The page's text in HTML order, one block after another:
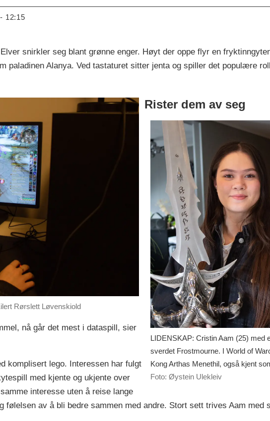
- 12:15
snirkler seg blant grønne enger. Høyt der oppe flyr en
paladinen Alanya. Ved tastaturet sitter jenta og spiller det populære
Rørslett Løvenskiold
Rister dem av seg
LIDENSKAP: Cristin Aam (25) med
sverdet Frostmourne. I World of
Kong Arthas Menethil, også kjent
Foto: Øystein Ulekleiv
nå går det mest i dataspill, sier
komplisert lego. Interessen har fulgt
med kjente og ukjente over
interesse uten å reise lange
følelsen av å bli bedre sammen med andre. Stort sett trives Aam med